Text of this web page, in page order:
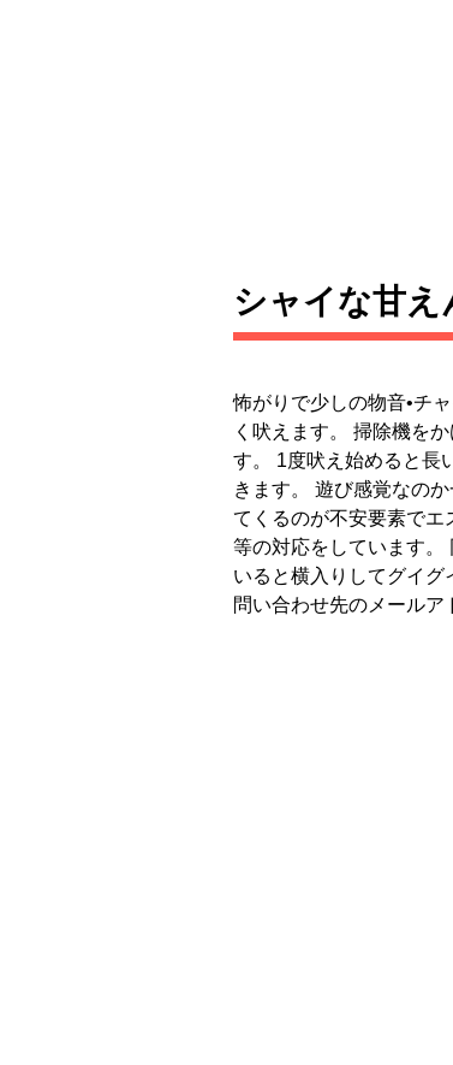
シャイな甘え
怖がりで少しの物音•チ
く吠えます。 掃除機を
す。 1度吠え始めると長
きます。 遊び感覚なの
てくるのが不安要素でエ
等の対応をしています。
いると横入りしてグイグ
問い合わせ先のメール